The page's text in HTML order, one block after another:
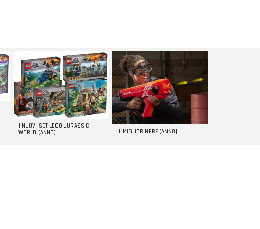
I NUOVI SET LEGO JURASSIC
WORLD [ANNO]
IL MIGLIOR NERF [ANNO]